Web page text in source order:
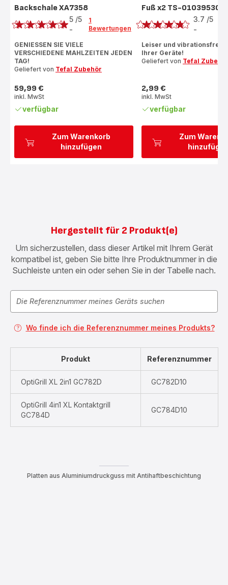
Zum Warenkorb
hinzufügen
Backschale XA7358
Bewertung
mit
5
Sternen
(Durchschnitt)
5 /5
-
1
Bewertungen
GENIESSEN SIE VIELE
VERSCHIEDENE MAHLZEITEN JEDEN
TAG!
Geliefert von Tefal Zubehör
Preis
59,99 €
inkl. MwSt
verfügbar
Zum
Fuß x2 TS-01039530
Bewertung
3.7 /5
-
Leiser und
Ihrer Geräte!
Geliefert von Tefal
Preis
2,99 €
inkl. MwSt
verfügbar
Hergestellt für 2 Produkt(e)
Um sicherzustellen, dass dieser Artikel mit Ihrem Gerät
kompatibel ist, geben Sie bitte Ihre Produktnummer in die
Suchleiste unten ein oder sehen Sie in der Tabelle nach.
Wo finde ich die Referenznummer meines Produkts?
Produkt Referenznummer
OptiGrill XL 2in1 GC782D GC782D10
OptiGrill 4in1 XL Kontaktgrill
GC784D
GC784D10
Platten aus Aluminiumdruckguss mit Antihaftbeschichtung